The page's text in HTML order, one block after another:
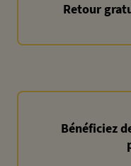
Retour
Bénéficiez